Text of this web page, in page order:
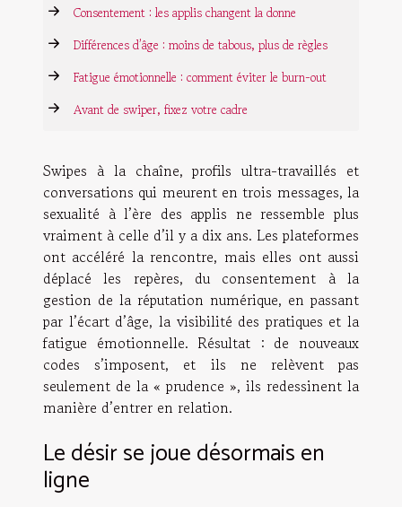
Consentement : les applis changent la donne
Différences d’âge : moins de tabous, plus de règles
Fatigue émotionnelle : comment éviter le burn-out
Avant de swiper, fixez votre cadre
Swipes à la chaîne, profils ultra-travaillés et
conversations qui meurent en trois messages, la
sexualité à l’ère des applis ne ressemble plus
vraiment à celle d’il y a dix ans. Les plateformes
ont accéléré la rencontre, mais elles ont aussi
déplacé les repères, du consentement à la
gestion de la réputation numérique, en passant
par l’écart d’âge, la visibilité des pratiques et la
fatigue émotionnelle. Résultat : de nouveaux
codes s’imposent, et ils ne relèvent pas
seulement de la « prudence », ils redessinent la
manière d’entrer en relation.
Le désir se joue désormais en
ligne